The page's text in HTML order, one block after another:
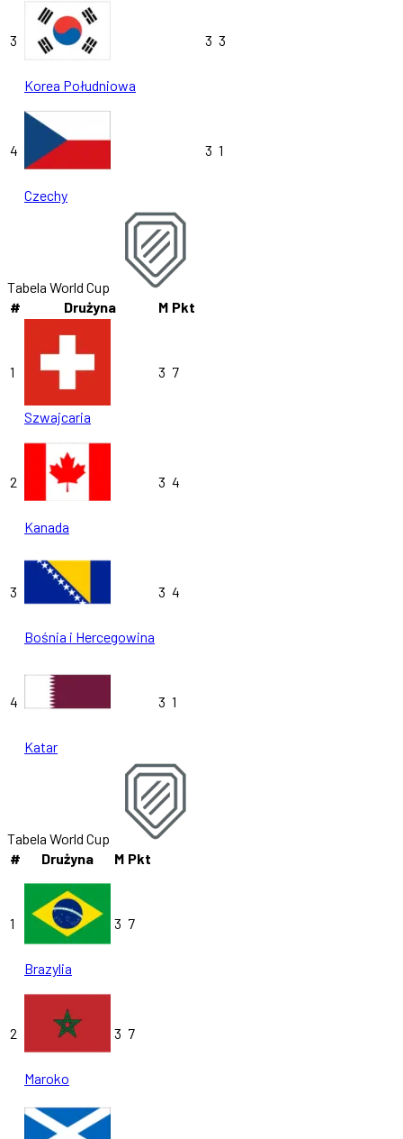
3
Korea Południowa
3 3
4
Czechy
3 1
Tabela World Cup
#
Drużyna M Pkt
1
Szwajcaria
3 7
2
Kanada
3 4
3
Bośnia i Hercegowina
3 4
4
Katar
3 1
Tabela World Cup
#
Drużyna M Pkt
1
Brazylia
3 7
2
Maroko
3 7